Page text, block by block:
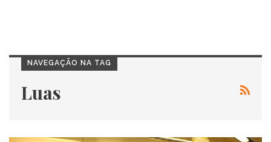
NAVEGAÇÃO NA TAG
Luas